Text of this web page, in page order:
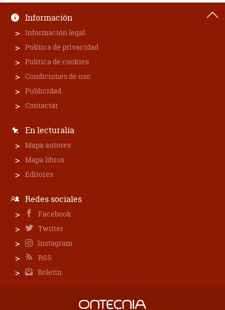
Información
Información legal
Política de privacidad
Política de cookies
Condiciones de uso
Publicidad
Contactar
En lecturalia
Mapa autores
Mapa libros
Editores
Redes sociales
Facebook
Twitter
Instagram
RSS
Boletín